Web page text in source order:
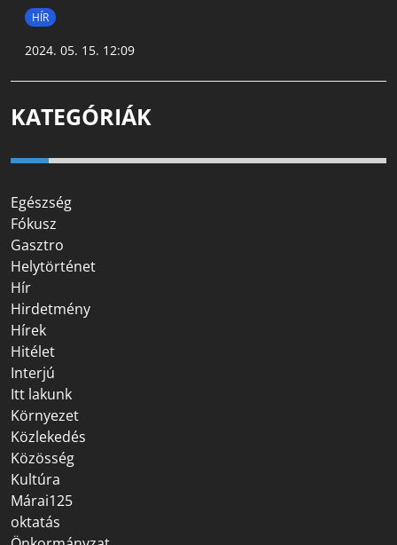
HÍR
2024. 05. 15. 12:09
KATEGÓRIÁK
Egészség
Fókusz
Gasztro
Helytörténet
Hír
Hirdetmény
Hírek
Hitélet
Interjú
Itt lakunk
Környezet
Közlekedés
Közösség
Kultúra
Márai125
oktatás